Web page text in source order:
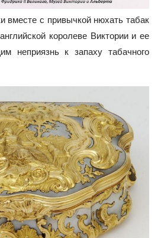
вместе с привычкой нюхать табак
королеве Виктории и ее
неприязнь к запаху табачного